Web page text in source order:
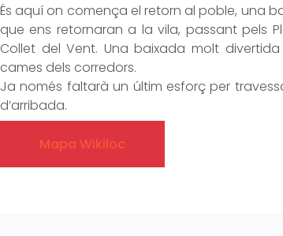
És aquí on comença el retorn al poble, una
que ens retornaran a la vila, passant pels
Collet del Vent. Una baixada molt
cames dels corredors.
Ja només faltarà un últim esforç per
d’arribada.
Mapa Wikiloc